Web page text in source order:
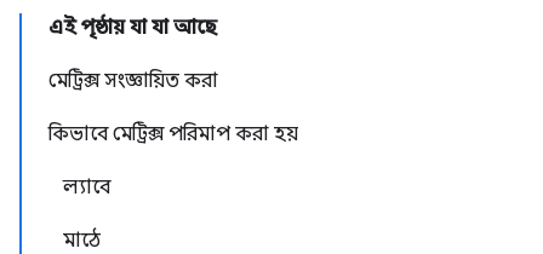
এই পৃষ্ঠায় যা যা আছে
মেট্রিক্স সংজ্ঞায়িত করা
কিভাবে মেট্রিক্স পরিমাপ করা হয়
ল্যাবে
মাঠে